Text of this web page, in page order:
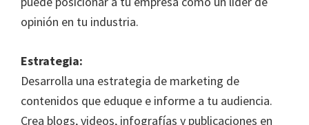
opinión en tu industria.
Estrategia:
Desarrolla una estrategia de marketing de
contenidos que eduque e informe a tu audiencia.
Crea blogs, videos, infografías y publicaciones en